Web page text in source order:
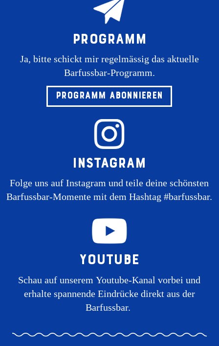
Programm
Ja, bitte schickt mir regelmässig das aktuelle
Barfussbar-Programm.
Programm abonnieren
Instagram
Folge uns auf Instagram und teile deine schönsten
Barfussbar-Momente mit dem Hashtag #barfussbar.
Youtube
Schau auf unserem Youtube-Kanal vorbei und
erhalte spannende Eindrücke direkt aus der
Barfussbar.